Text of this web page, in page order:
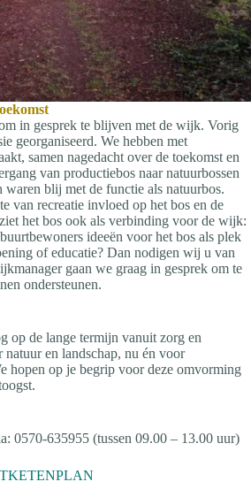
in gesprek te blijven met de wijk. Vorig
georganiseerd. We hebben met
samen nagedacht over de toekomst en
van productiebos naar natuurbossen
blij met de functie als natuurbos.
van recreatie invloed op het bos en de
het bos ook als verbinding voor de wijk:
ideeën voor het bos als plek
of educatie? Dan nodigen wij u van
gaan we graag in gesprek om te
ondersteunen.
op de lange termijn vanuit zorg en
en landschap, nu én voor
hopen op je begrip voor deze omvorming
0570-635955 (tussen 09.00 – 13.00 uur)